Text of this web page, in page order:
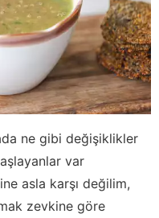
ne gibi değişiklikler
var
asla karşı değilim,
zevkine göre